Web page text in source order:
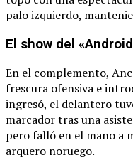
palo izquierdo,
El show del
En el complemento,
frescura ofensiva e
ingresó, el delantero
marcador tras una
pero falló en el mano a
arquero noruego.